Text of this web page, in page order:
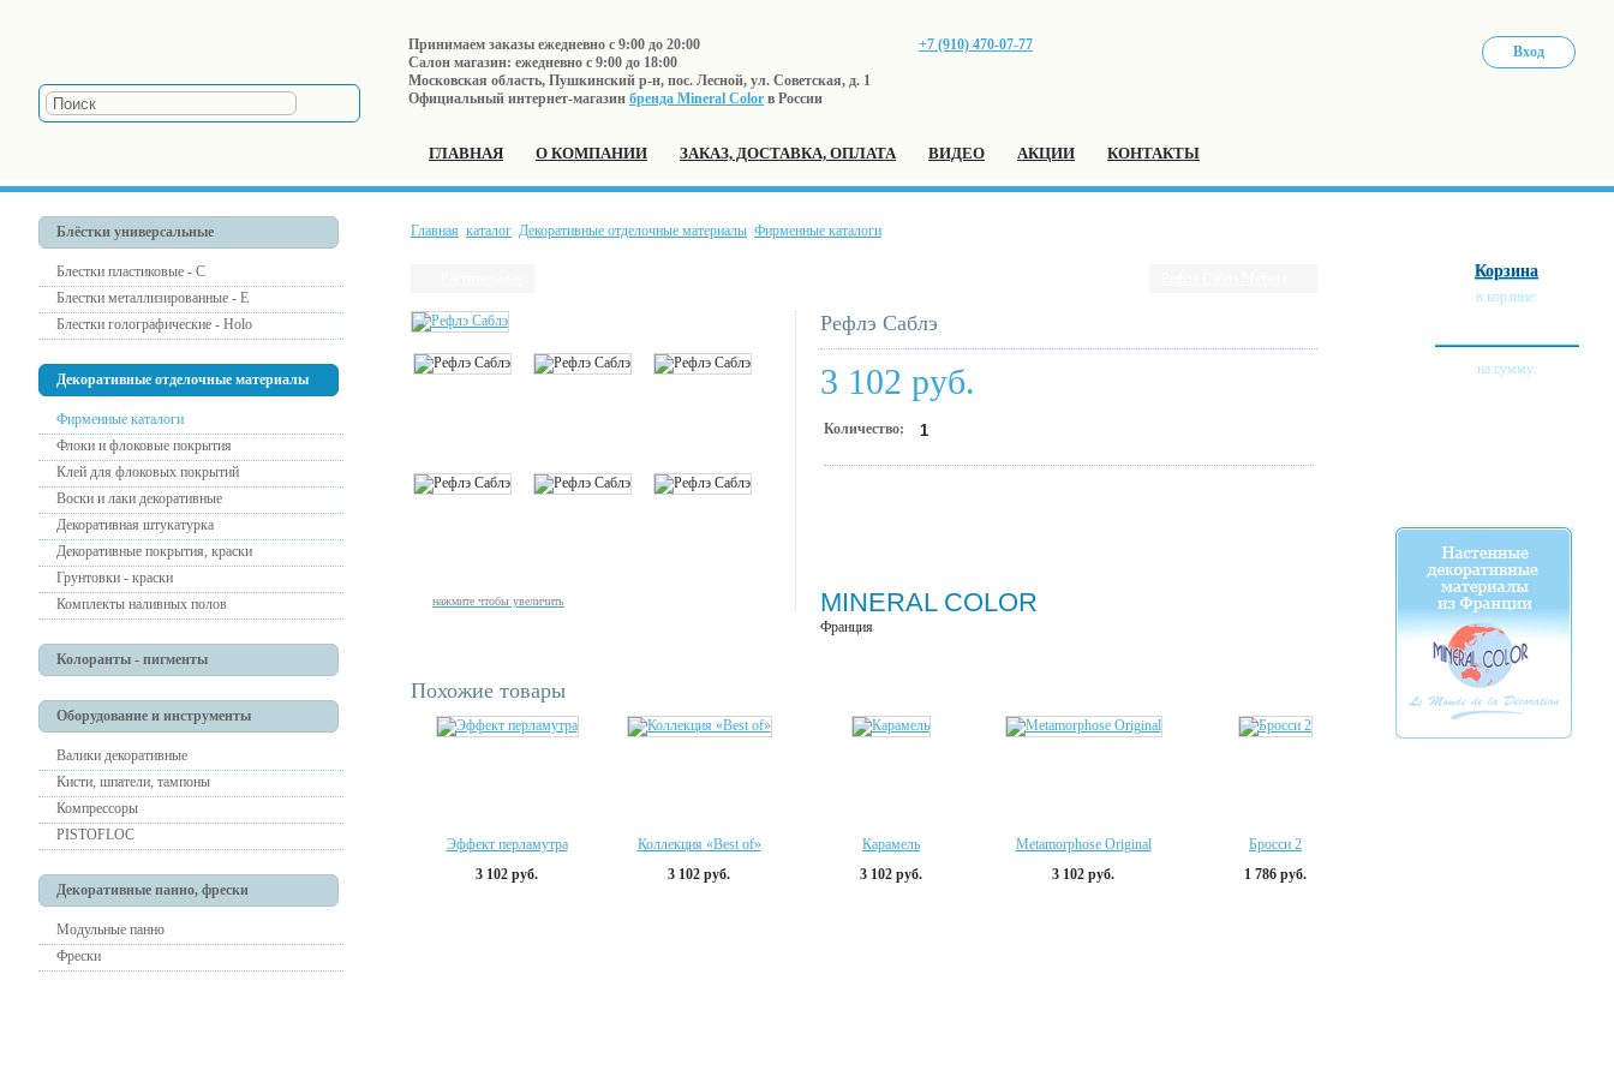
Вход
Принимаем заказы ежедневно с 9:00 до 20:00
Салон магазин: ежедневно с 9:00 до 18:00
Московская область, Пушкинский р-н, пос. Лесной, ул. Советская, д. 1
Официальный интернет-магазин бренда Mineral Color в России
+7 (910) 470-07-77
ГЛАВНАЯ О КОМПАНИИ ЗАКАЗ, ДОСТАВКА, ОПЛАТА ВИДЕО АКЦИИ КОНТАКТЫ
Блёстки универсальные
Блестки пластиковые - С
Блестки металлизированные - Е
Блестки голографические - Holo
Декоративные отделочные материалы
Фирменные каталоги
Флоки и флоковые покрытия
Клей для флоковых покрытий
Воски и лаки декоративные
Декоративная штукатурка
Декоративные покрытия, краски
Грунтовки - краски
Комплекты наливных полов
Колоранты - пигменты
Оборудование и инструменты
Валики декоративные
Кисти, шпатели, тампоны
Компрессоры
PISTOFLOC
Декоративные панно, фрески
Модульные панно
Фрески
Корзина
в корзине:
на сумму:
Главная каталог Декоративные отделочные материалы Фирменные каталоги
нажмите чтобы увеличить
Рефлэ Саблэ
3 102 руб.
Количество:
MINERAL COLOR
Франция
Похожие товары
Эффект перламутра
3 102 руб.
Коллекция «Best of»
3 102 руб.
Карамель
3 102 руб.
Metamorphose Original
3 102 руб.
Бросси 2
1 786 руб.